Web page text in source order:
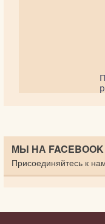
МЫ НА FACEBOOK
Присоединяйтесь к